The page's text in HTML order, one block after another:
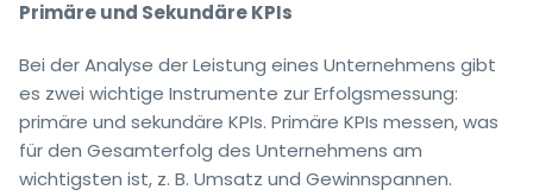
Primäre und Sekundäre KPIs
Bei der Analyse der Leistung eines Unternehmens gibt
es zwei wichtige Instrumente zur Erfolgsmessung:
primäre und sekundäre KPIs. Primäre KPIs messen, was
für den Gesamterfolg des Unternehmens am
wichtigsten ist, z. B. Umsatz und Gewinnspannen.